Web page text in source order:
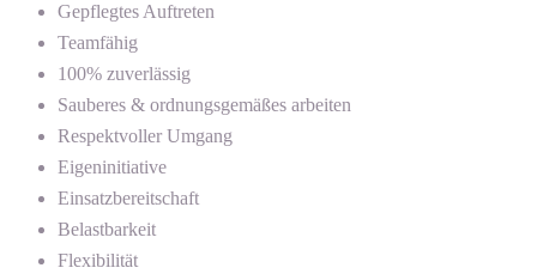
Gepflegtes Auftreten
Teamfähig
100% zuverlässig
Sauberes & ordnungsgemäßes arbeiten
Respektvoller Umgang
Eigeninitiative
Einsatzbereitschaft
Belastbarkeit
Flexibilität